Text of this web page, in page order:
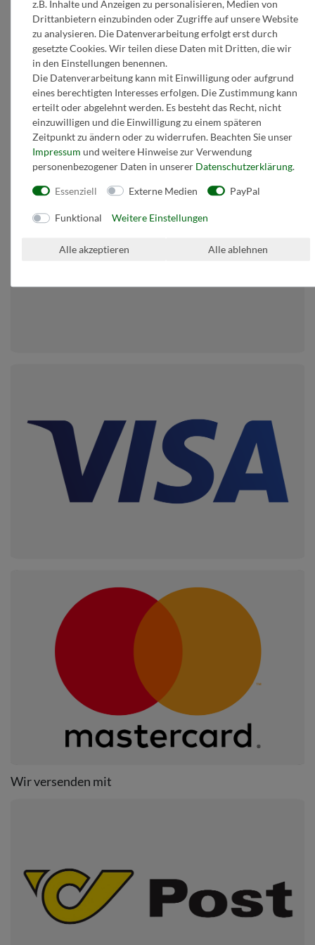
Kaufvertrag widerrufen
Über den Button gelangen Sie zum Formular. Der Widerruf ist formfrei und
ohne Angabe von Gründen möglich. Bestätigung folgt per E-Mail.
Zum Online-Widerruf
Zahlen Sie sicher mit
Wir versenden mit
z.B. Inhalte und Anzeigen zu personalisieren, Medien von
Drittanbietern einzubinden oder Zugriffe auf unsere Website
zu analysieren. Die Datenverarbeitung erfolgt erst durch
gesetzte Cookies. Wir teilen diese Daten mit Dritten, die wir
in den Einstellungen benennen.
Die Datenverarbeitung kann mit Einwilligung oder aufgrund
eines berechtigten Interesses erfolgen. Die Zustimmung kann
erteilt oder abgelehnt werden. Es besteht das Recht, nicht
einzuwilligen und die Einwilligung zu einem späteren
Zeitpunkt zu ändern oder zu widerrufen. Beachten Sie unser
Impressum und weitere Hinweise zur Verwendung
personenbezogener Daten in unserer Daten­schutz­erklärung.
Essenziell Externe Medien PayPal
Funktional Weitere Einstellungen
Alle akzeptieren Alle ablehnen